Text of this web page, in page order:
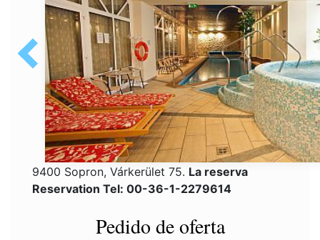
9400 Sopron, Várkerület 75. La reserva
Reservation Tel: 00-36-1-2279614
Pedido de oferta